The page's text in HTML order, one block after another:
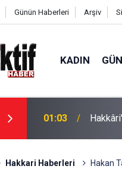
Günün Haberleri Arşiv
KADIN
00:58 14
Hakkari Haberleri Hakan